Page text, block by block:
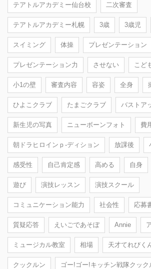
テアトルアカデミー仙台校 二次審査
テアトルアカデミー札幌 3歳 3歳児
スイミング 体操 プレゼンテーション
プレゼンテーション力 させない こど
小1の壁 審査内容 容姿 全身
ひよこクラブ たまごクラブ バストア
新生児の写真 ニューボーンフォト 費
朝ドラヒロインｐ-ディション 放課後
感受性 自己肯定感 高める 自身
遊び 演技レッスン 演技スクール
コミュニケーション能力 社会性 応募
質疑応答 えいごであそぼ Annie
ミュージカル教室 相場 天才てれびく
クックルン ゴー!ゴー!キッチン戦隊クック